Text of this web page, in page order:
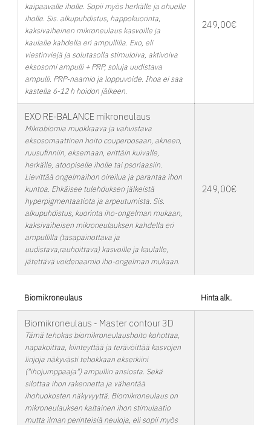
kaipaavalle iholle. Sopii myös herkälle ja ohuelle
iholle. Sis. alkupuhdistus, happokuorinta,
kaksivaiheinen mikroneulaus kasvoille ja
kaulalle kahdella eri ampullilla. Exo, eli
viestinviejä ja solutasolla stimuloiva, aktivoiva
eksosomi ampulli + PRP, soluja uudistava
ampulli. PRP-naamio ja loppuvoide. Ihoa ei saa
kastella 6-12 h hoidon jälkeen.
249,00€
EXO RE-BALANCE mikroneulaus
Mikrobiomia muokkaava ja vahvistava
eksosomaattinen hoito couperoosaan, akneen,
ruusufinniin, eksemaan, erittäin kuivalle,
herkälle, atoopiselle iholle tai psoriaasiin.
Lievittää ongelmaihon oireilua ja parantaa ihon
kuntoa. Ehkäisee tulehduksen jälkeistä
hyperpigmentaatiota ja arpeutumista. Sis.
alkupuhdistus, kuorinta iho-ongelman mukaan,
kaksivaiheisen mikroneulauksen kahdella eri
ampullilla (tasapainottava ja
uudistava,rauhoittava) kasvoille ja kaulalle,
jätettävä voidenaamio iho-ongelman mukaan.
249,00€
Biomikroneulaus Hinta alk.
Biomikroneulaus - Master contour 3D
Tämä tehokas biomikroneulaushoito kohottaa,
napakoittaa, kiinteyttää ja terävöittää kasvojen
linjoja näkyvästi tehokkaan ekserkiini
("ihojumppaaja") ampullin ansiosta. Sekä
silottaa ihon rakennetta ja vähentää
ihohuokosten näkyvyyttä. Biomikroneulaus on
mikroneulauksen kaltainen ihon stimulaatio
mutta ilman perinteisiä neuloja, eli sopii myös